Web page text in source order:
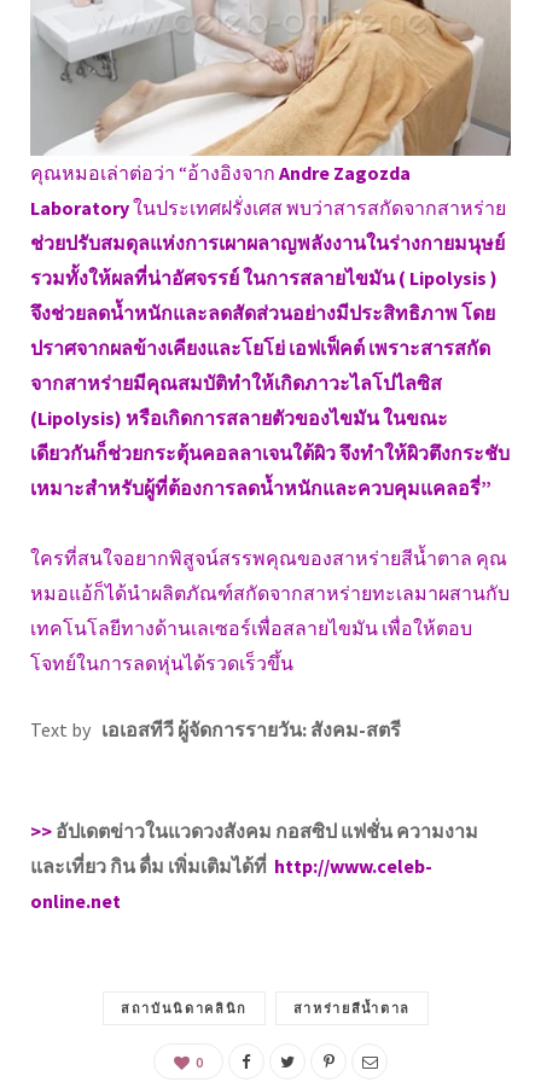
คุณหมอเล่าต่อว่า “อ้างอิงจาก Andre Zagozda
Laboratoryในประเทศฝรั่งเศส พบว่าสารสกัดจากสาหร่าย
ช่วยปรับสมดุลแห่งการเผาผลาญพลังงานในร่างกายมนุษย์
รวมทั้งให้ผลที่น่าอัศจรรย์ ในการสลายไขมัน ( Lipolysis )
จึงช่วยลดน้ำหนักและลดสัดส่วนอย่างมีประสิทธิภาพ โดย
ปราศจากผลข้างเคียงและโยโย่ เอฟเฟ็คต์ เพราะสารสกัด
จากสาหร่ายมีคุณสมบัติทำให้เกิดภาวะไลโปไลซิส
(Lipolysis) หรือเกิดการสลายตัวของไขมัน ในขณะ
เดียวกันก็ช่วยกระตุ้นคอลลาเจนใต้ผิว จึงทำให้ผิวตึงกระชับ
เหมาะสำหรับผู้ที่ต้องการลดน้ำหนักและควบคุมแคลอรี่”
ใครที่สนใจอยากพิสูจน์สรรพคุณของสาหร่ายสีน้ำตาล คุณ
หมอแอ้ก็ได้นำผลิตภัณฑ์สกัดจากสาหร่ายทะเลมาผสานกับ
เทคโนโลยีทางด้านเลเซอร์เพื่อสลายไขมัน เพื่อให้ตอบ
โจทย์ในการลดหุ่นได้รวดเร็วขึ้น
Text by เอเอสทีวี ผู้จัดการรายวัน: สังคม-สตรี
>> อัปเดตข่าวในแวดวงสังคม กอสซิป แฟชั่น ความงาม
และเที่ยว กิน ดื่ม เพิ่มเติมได้ที่ http://www.celeb-
online.net
สถาบันนิดาคลินิก สาหร่ายสีน้ำตาล
0